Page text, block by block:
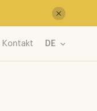
Kontakt DE